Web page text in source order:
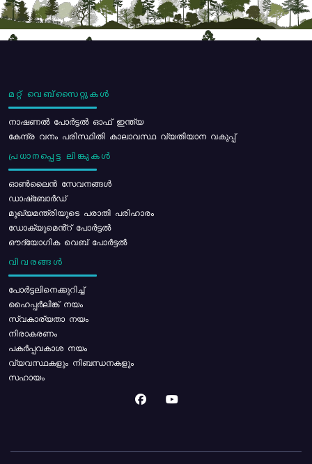
മറ്റ് വെബ്സൈറ്റുകൾ
നാഷണൽ പോർട്ടൽ ഓഫ് ഇന്ത്യ
കേന്ദ്ര വനം പരിസ്ഥിതി കാലാവസ്ഥ വ്യതിയാന വകുപ്പ്
പ്രധാനപ്പെട്ട ലിങ്കുകൾ
ഓൺലൈൻ സേവനങ്ങൾ
ഡാഷ്ബോർഡ്
മുഖ്യമന്ത്രിയുടെ പരാതി പരിഹാരം
ഡോക്യുമെൻ്റ് പോർട്ടൽ
ഔദ്യോഗിക വെബ് പോർട്ടൽ
വിവരങ്ങൾ
പോര്‍ട്ടലിനെക്കുറിച്ച്
ഹൈപ്പർലിങ്ക് നയം
സ്വകാര്യതാ നയം
നിരാകരണം
പകർപ്പവകാശ നയം
വ്യവസ്ഥകളും നിബന്ധനകളും
സഹായം